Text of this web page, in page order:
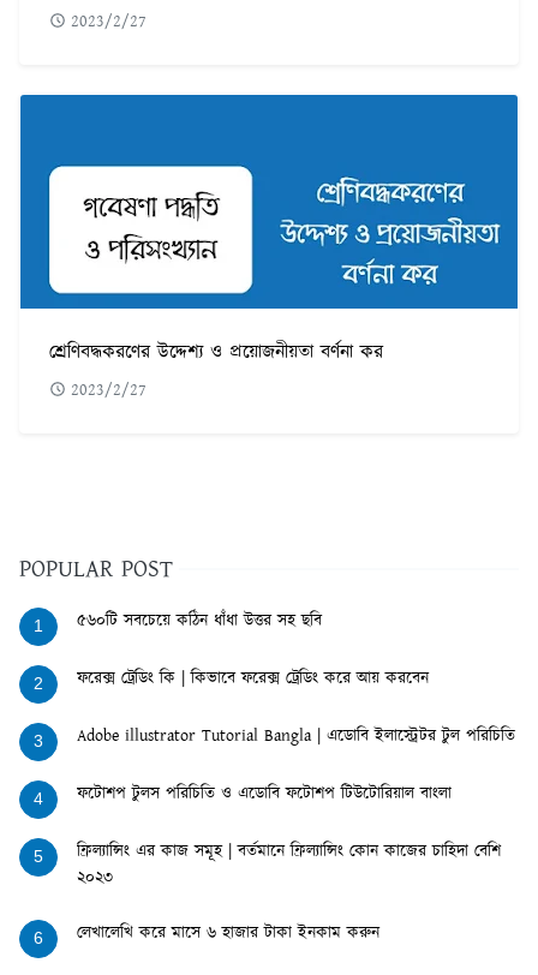
2023/2/27
শ্রেণিবদ্ধকরণের উদ্দেশ্য ও প্রয়োজনীয়তা বর্ণনা কর
2023/2/27
POPULAR POST
1 ৫৬০টি সবচেয়ে কঠিন ধাঁধা উত্তর সহ ছবি
2 ফরেক্স ট্রেডিং কি | কিভাবে ফরেক্স ট্রেডিং করে আয় করবেন
3 Adobe illustrator Tutorial Bangla | এডোবি ইলাস্ট্রেটর টুল পরিচিতি
4 ফটোশপ টুলস পরিচিতি ও এডোবি ফটোশপ টিউটোরিয়াল বাংলা
5
ফ্রিল্যান্সিং এর কাজ সমূহ | বর্তমানে ফ্রিল্যান্সিং কোন কাজের চাহিদা বেশি
২০২৩
6 লেখালেখি করে মাসে ৬ হাজার টাকা ইনকাম করুন